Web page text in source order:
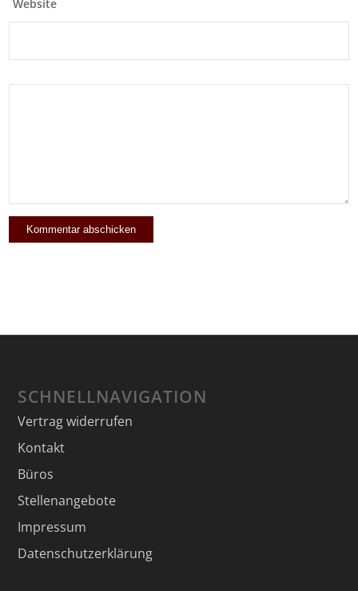
Website
SCHNELLNAVIGATION
Vertrag widerrufen
Kontakt
Büros
Stellenangebote
Impressum
Datenschutzerklärung